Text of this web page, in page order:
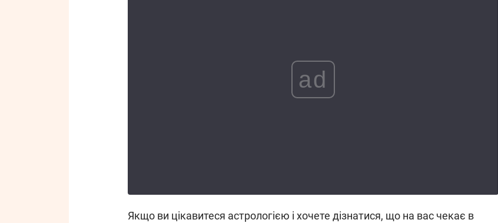
ad
Якщо ви цікавитеся астрологією і хочете дізнатися, що на вас чекає в